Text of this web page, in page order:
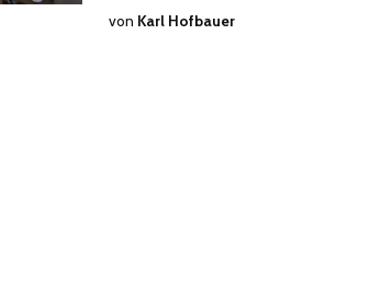
von Karl Hofbauer